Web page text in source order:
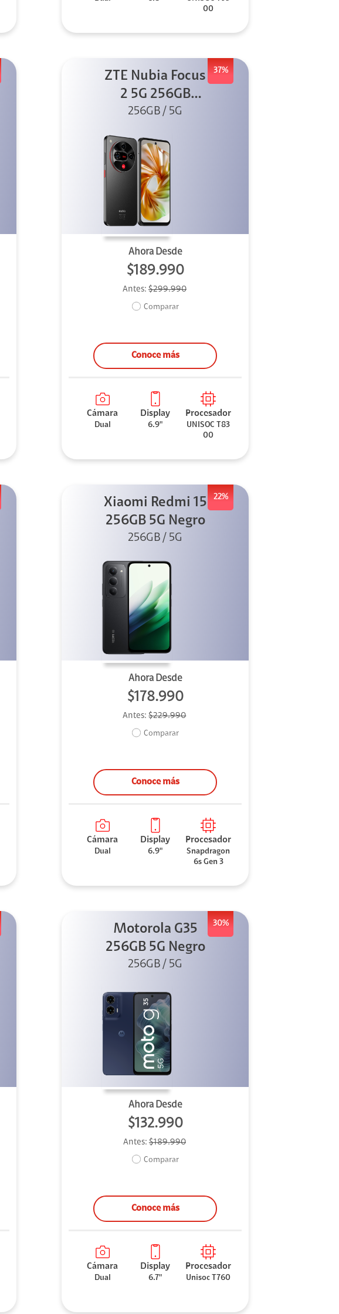
00
37%
ZTE Nubia Focus
2 5G 256GB
Negro
256GB / 5G
Ahora Desde
$189.990
Antes: $299.990
Comparar
Conoce más
Cámara
Dual
Display
6.9"
Procesador
UNISOC T83
00
22%
Xiaomi Redmi 15
256GB 5G Negro
256GB / 5G
Ahora Desde
$178.990
Antes:$229.990
Comparar
Conoce más
Cámara
Dual
Display
6.9"
Procesador
Snapdragon
6s Gen 3
30%
Motorola G35
256GB 5G Negro
256GB / 5G
Ahora Desde
$132.990
Antes: $189.990
Comparar
Conoce más
Cámara
Dual
Display
6.7"
Procesador
Unisoc T760